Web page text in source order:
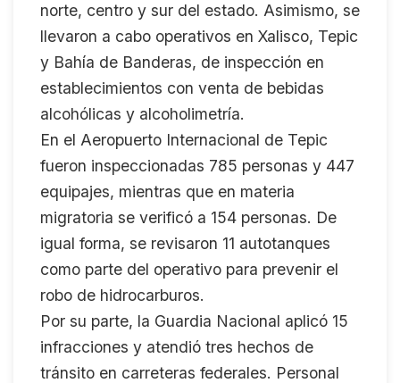
norte, centro y sur del estado. Asimismo, se
llevaron a cabo operativos en Xalisco, Tepic
y Bahía de Banderas, de inspección en
establecimientos con venta de bebidas
alcohólicas y alcoholimetría.
En el Aeropuerto Internacional de Tepic
fueron inspeccionadas 785 personas y 447
equipajes, mientras que en materia
migratoria se verificó a 154 personas. De
igual forma, se revisaron 11 autotanques
como parte del operativo para prevenir el
robo de hidrocarburos.
Por su parte, la Guardia Nacional aplicó 15
infracciones y atendió tres hechos de
tránsito en carreteras federales. Personal